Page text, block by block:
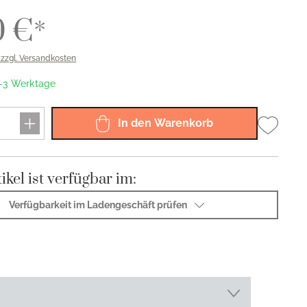
€*
Versandkosten
3 Werktage
In den Warenkorb
ist verfügbar im:
Verfügbarkeit im Ladengeschäft prüfen